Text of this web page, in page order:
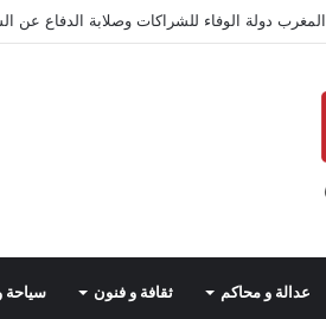
المغرب دولة الوفاء للشراكات وصلابة الدفاع عن
عدالة و محاكم ثقافة و فنون سياحة